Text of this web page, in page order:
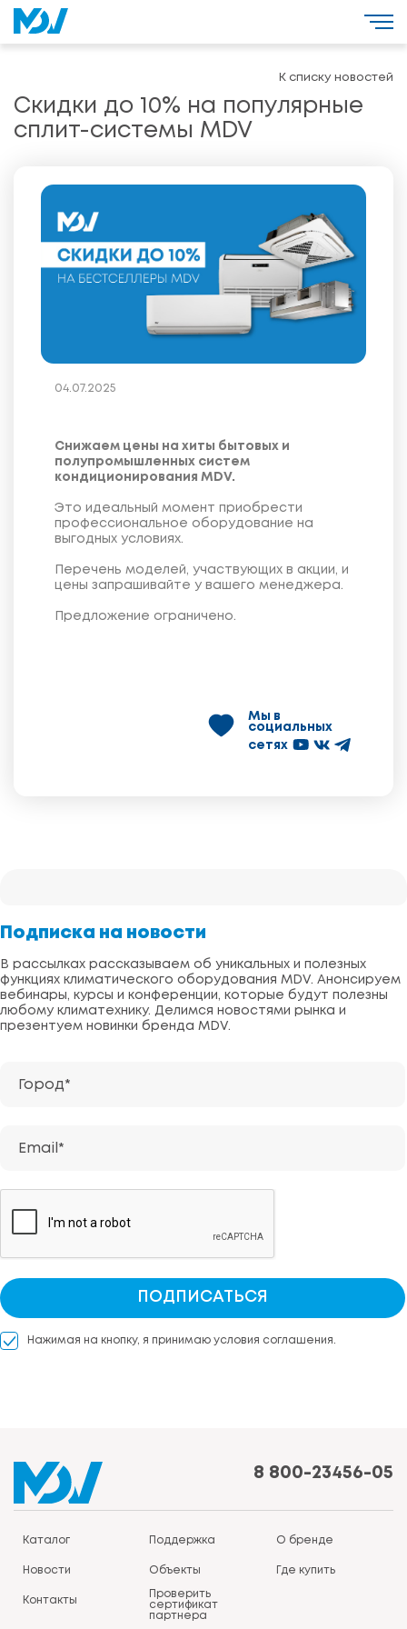
Скидки до 10% на популярные
сплит-системы MDV
К списку новостей
04.07.2025
Снижаем цены на хиты бытовых и
полупромышленных систем
кондиционирования MDV.
Это идеальный момент приобрести
профессиональное оборудование на
выгодных условиях.
Перечень моделей, участвующих в акции, и
цены запрашивайте у вашего менеджера.
Предложение ограничено.
Мы в
социальных
сетях
Подписка на новости
В рассылках рассказываем об уникальных и полезных
функциях климатического оборудования MDV. Анонсируем
вебинары, курсы и конференции, которые будут полезны
любому климатехнику. Делимся новостями рынка и
презентуем новинки бренда MDV.
Город*
Email*
ПОДПИСАТЬСЯ
Нажимая на кнопку, я принимаю условия соглашения.
8 800-23456-05
Каталог Поддержка О бренде
Новости Объекты Где купить
Контакты
Проверить
сертификат
партнера